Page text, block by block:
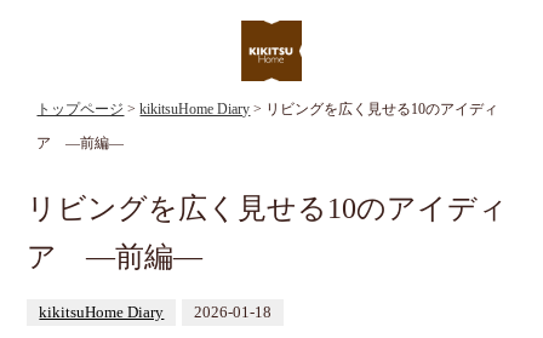
トップページ >kikitsuHome Diary > リビングを広く見せる10のアイディ
ア ―前編―
リビングを広く見せる10のアイディ
ア ―前編―
kikitsuHome Diary 2026-01-18